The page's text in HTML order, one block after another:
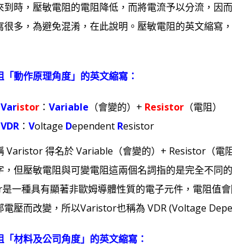
到時，壓敏電阻的電阻降低，而將電流予以分流，因
很多，為避免混淆，在此說明。壓敏電阻的英文縮寫
「動作原理角度」的英文縮寫：
Varistor ： Variable （會變的）+ Resistor （電阻）
VDR ： Voltage Dependent Resistor
Varistor 得名於 Variable（會變的）+ Resistor（電
，但壓敏電阻與可變電阻這兩個名詞指的是完全不
一種具有顯著非歐姆導體性質的電子元件，電阻值
電壓而改變，所以Varistor也稱為 VDR (Voltage
「材料及公司角度」的英文縮寫：